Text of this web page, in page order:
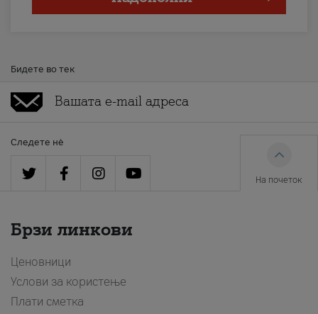
Бидете во тек
Следете нè
На почеток
Брзи линкови
Ценовници
Услови за користење
Плати сметка